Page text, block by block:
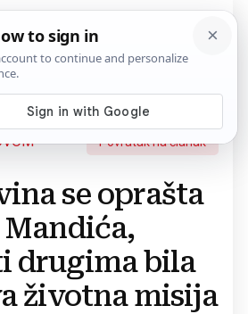
U
Povratak na članak
se oprašta
drugima bila
životna misija